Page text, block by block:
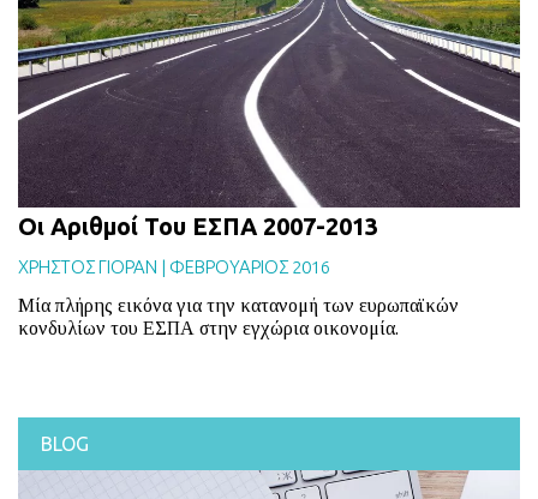
Οι Αριθμοί Του ΕΣΠΑ 2007-2013
ΧΡΗΣΤΟΣ ΓΙΟΡΑΝ | ΦΕΒΡΟΥΑΡΙΟΣ 2016
Μία πλήρης εικόνα για την κατανομή των ευρωπαϊκών
κονδυλίων του ΕΣΠΑ στην εγχώρια οικονομία.
BLOG